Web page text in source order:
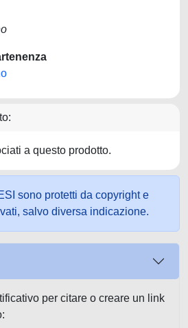
a questo prodotto.
sono protetti da copyright e
salvo diversa indicazione.
per citare o creare un link